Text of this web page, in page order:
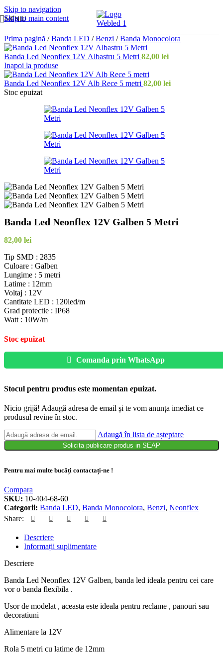
Skip to navigation
Skip to main content
MENIU
Prima pagină / Banda LED / Benzi / Banda Monocolora
Banda Led Neonflex 12V Albastru 5 Metri 82,00 lei
Inapoi la produse
Banda Led Neonflex 12V Alb Rece 5 metri 82,00 lei
Stoc epuizat
Banda Led Neonflex 12V Galben 5 Metri
82,00 lei
Tip SMD : 2835
Culoare : Galben
Lungime : 5 metri
Latime : 12mm
Voltaj : 12V
Cantitate LED : 120led/m
Grad protectie : IP68
Watt : 10W/m
Stoc epuizat
Comanda prin WhatsApp
Stocul pentru produs este momentan epuizat.
Nicio grijă! Adaugă adresa de email și te vom anunța imediat ce
produsul revine în stoc.
Adaugă în lista de așteptare
Solicita publicare produs in SEAP
Pentru mai multe bucăți contactați-ne !
Compara
SKU: 10-404-68-60
Categorii: Banda LED, Banda Monocolora, Benzi, Neonflex
Share:
Descriere
Informații suplimentare
Descriere
Banda Led Neonflex 12V Galben, banda led ideala pentru cei care
vor o banda flexibila .
Usor de modelat , aceasta este ideala pentru reclame , panouri sau
decoratiuni
Alimentare la 12V
Rola 5 metri cu latime de 12mm